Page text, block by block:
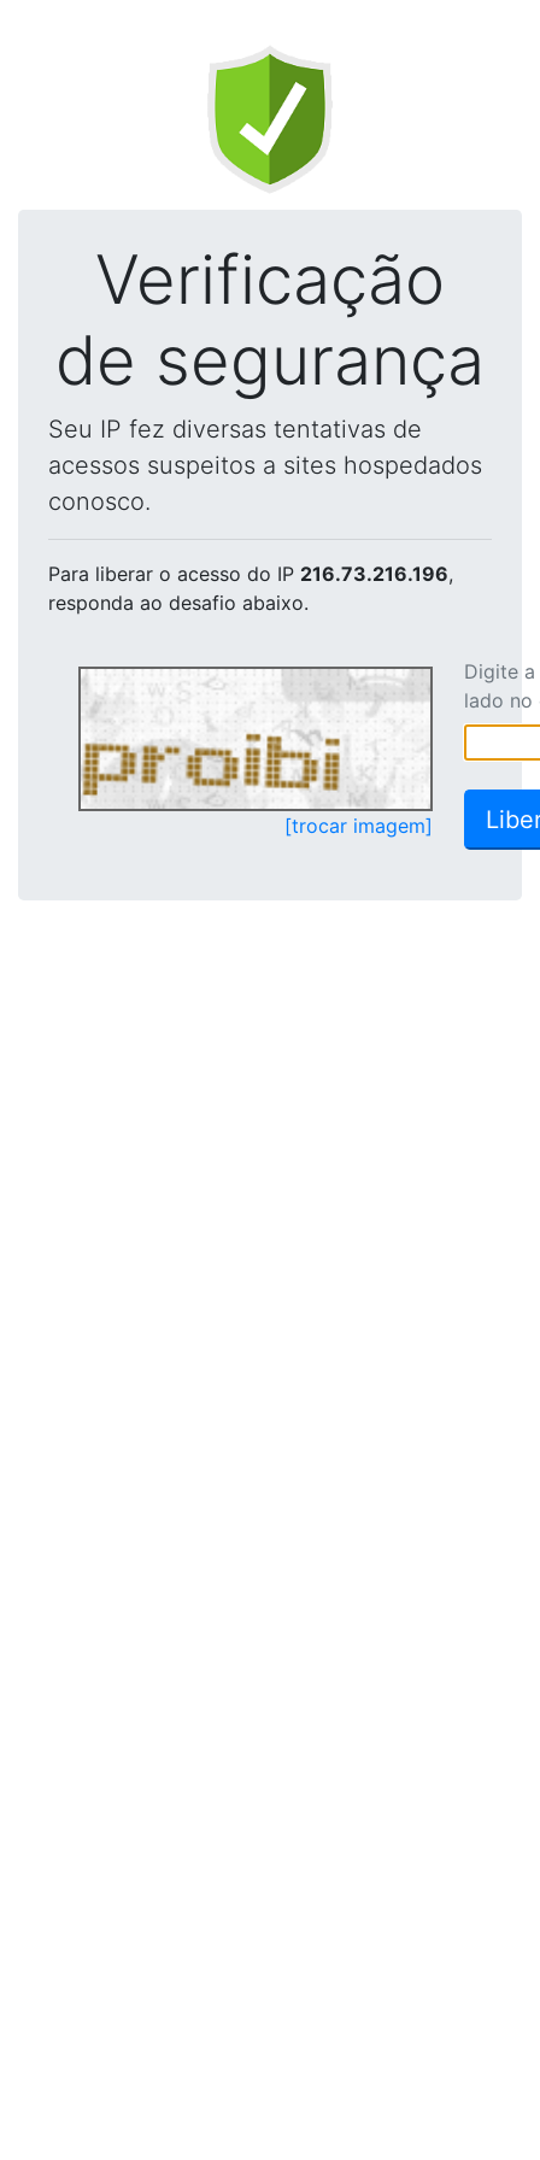
Verificação
de segurança
Seu IP fez diversas tentativas de
acessos suspeitos a sites hospedados
conosco.
Para liberar o acesso do IP 216.73.216.196,
responda ao desafio abaixo.
[trocar imagem]
Digite
lado no